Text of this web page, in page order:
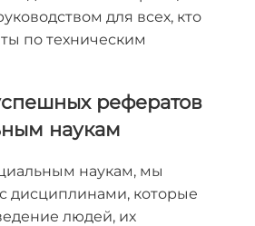
для всех, кто
по техническим
рефератов
наукам
наукам, мы
дисциплинами, которые
людей, их